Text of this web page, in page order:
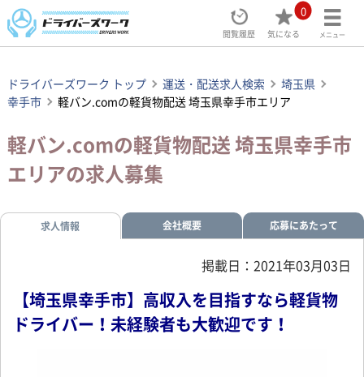
閲覧履歴
0
気になる メニュー
ドライバーズワーク トップ 運送・配送求人検索
埼玉県
幸手市
軽バン.comの軽貨物配送 埼玉県幸手市エリア
軽バン.comの軽貨物配送 埼玉県幸手市
エリアの求人募集
求人情報 会社概要 応募にあたって
掲載日：2021年03月03日
【埼玉県幸手市】高収入を目指すなら軽貨物
ドライバー！未経験者も大歓迎です！